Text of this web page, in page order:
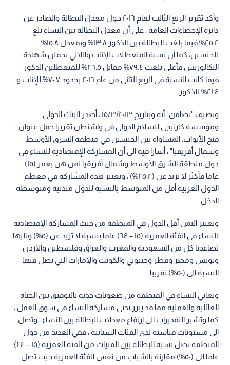
وأكد تقرير الربع الثالث لعام ٢٠١٦ حول معدل البطالة والصادر عن
دائرة الإحصاءات العامة ، على أن معدل البطالة بين النساء بلغ
٢٥.٢% فيما بلغت البطالة بين الذكور ١٣.٨% وبمعدل ١٥.٨%
للجنسين، كما أن نسبة المتعطلات الإناث واللاتي يحملن شهادة
البكالوريس فأعلى بلغت ٧٩.٤% مقابل ٢٦.٥% للمتعطلين الذكور.
فيما كانت النسبة في الربع الثاني من عام ٢٠١٦ بحدود ٧٠.٧% للإناث و
٢١.٤% للذكور.
وتضيف "تضامن" أنه وبتاريخ ١٥/٣/٢٠١٣ ، أصدر البنك الدولي
ومؤسسة كارنيجي للسلام الدولي في واشنطن تقريرا حمل عنوان "
فتح الأبواب: المساواة بين الجنسين في منطقة الشرق الأوسط
وشمال أفريقيا" ، أشارا فيه الى أن المشاركة الإقتصادية للنساء في
دول منطقة الشرق الأوسط وشمال أفريقيا لمن هن بعمر (١٥)
عاما فأكثر لا تزيد عن (٢٥.٢%) ، وتعتبر هذه المشاركة في معظم
الدول العربية أقل من المتوسط بالنسبة للدول متدنية ومتوسطة
الدخل.
وتعتبر اليمن أقل الدول في المنطقة من حيث المشاركة الإقتصادية
للنساء في الفئة العمرية (١٥ – ٦٤) عاما بنسبة لا تزيد عن (٥%) وتليها
تصاعديا كل من السعودية والمغرب والعراق وفلسطين والأردن
وتونس ومصر وقطر وجيبوتي والكويت والإمارات التي تصل فيها
النسبة الى (٥٠%) تقريبا.
وتعاني النساء في المنطقة من صعوبات جدية بالتوفيق بين الحياة
العائلية والعملية مما قد يبرر تدني مشاركة النساء في سوق العمل ،
كما وتشير التقديرات الى إرتفاع معدلات البطالة بين النساء ، وتصل
الى مستويات قياسية لدى الفئات الشبابية ، ففي العديد من دول
المنطقة تصل نسبة البطالة بين الفتيات من الفئة العمرية (١٥ – ٢٤)
عاما الى (٥٠%) مقارنة بالشباب من نفس الفئة العمرية حيث تصل